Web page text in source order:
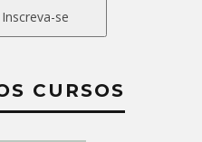
Inscreva-se
CURSOS